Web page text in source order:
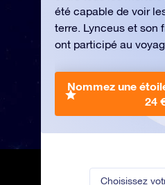
Choisissez
été capable de voir
terre. Lynceus et son
ont participé au
Nommez une
24